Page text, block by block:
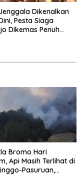
Dikenalkan
Pesta Siaga
Dikemas Penuh
Bromo Hari
Api Masih Terlihat di
Pasuruan,